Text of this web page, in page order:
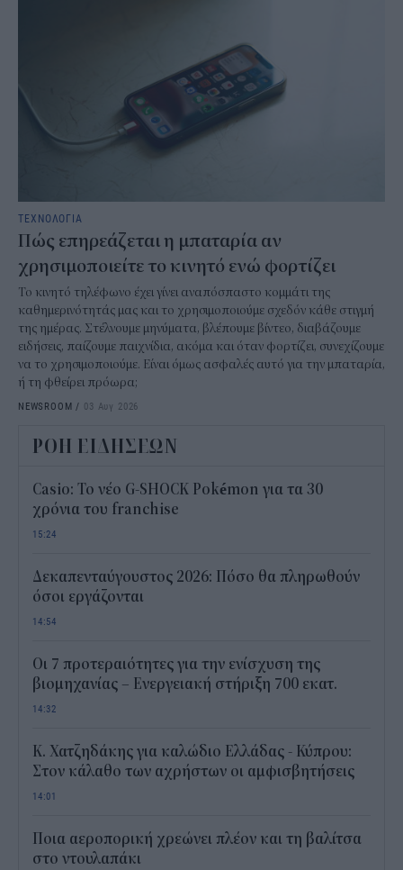
ΤΕΧΝΟΛΟΓΙΑ
Πώς επηρεάζεται η μπαταρία αν
χρησιμοποιείτε το κινητό ενώ φορτίζει
Το κινητό τηλέφωνο έχει γίνει αναπόσπαστο κομμάτι της
καθημερινότητάς μας και το χρησιμοποιούμε σχεδόν κάθε στιγμή
της ημέρας. Στέλνουμε μηνύματα, βλέπουμε βίντεο, διαβάζουμε
ειδήσεις, παίζουμε παιχνίδια, ακόμα και όταν φορτίζει, συνεχίζουμε
να το χρησιμοποιούμε. Είναι όμως ασφαλές αυτό για την μπαταρία,
ή τη φθείρει πρόωρα;
NEWSROOM / 03 Αυγ 2026
ΡΟΗ ΕΙΔΗΣΕΩΝ
Casio: Το νέο G-SHOCK Pokémon για τα 30
χρόνια του franchise
15:24
Δεκαπενταύγουστος 2026: Πόσο θα πληρωθούν
όσοι εργάζονται
14:54
Οι 7 προτεραιότητες για την ενίσχυση της
βιομηχανίας – Ενεργειακή στήριξη 700 εκατ.
14:32
Κ. Χατζηδάκης για καλώδιο Ελλάδας - Κύπρου:
Στον κάλαθο των αχρήστων οι αμφισβητήσεις
14:01
Ποια αεροπορική χρεώνει πλέον και τη βαλίτσα
στο ντουλαπάκι